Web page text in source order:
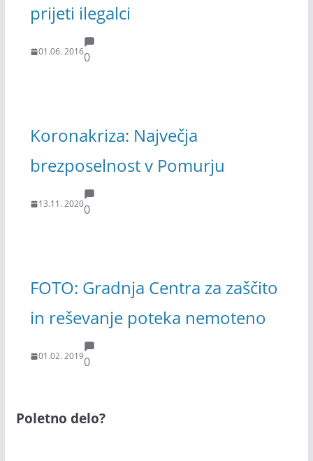
prijeti ilegalci
01.06. 20160
Koronakriza: Največja
brezposelnost v Pomurju
13.11. 20200
FOTO: Gradnja Centra za zaščito
in reševanje poteka nemoteno
01.02. 20190
Poletno delo?